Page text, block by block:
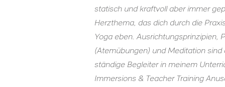
statisch und kraftvoll aber immer
Herzthema, das dich durch die
Yoga eben. Ausrichtungsprinzipien,
(Atemübungen) und Meditation sind
ständige Begleiter in meinem
Immersions & Teacher Training